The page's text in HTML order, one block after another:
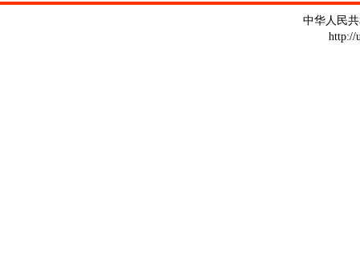
中华人民
http://